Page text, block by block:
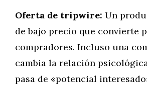
Oferta de tripwire: Un
de bajo precio que convierte
compradores. Incluso una
cambia la relación
pasa de «potencial